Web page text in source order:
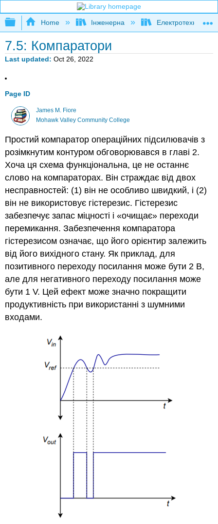
Expand/collapse global hierarchy
Home Інженерна Електротехніка
7.5: Компаратори
Last updated Oct 26, 2022
Page ID
James M. Fiore
Mohawk Valley Community College
Простий компаратор операційних підсилювачів з
розімкнутим контуром обговорювався в главі 2.
Хоча ця схема функціональна, це не останнє
слово на компараторах. Він страждає від двох
несправностей: (1) він не особливо швидкий, і (2)
він не використовує гістерезис. Гістерезис
забезпечує запас міцності і «очищає» переходи
перемикання. Забезпечення компаратора
гістерезисом означає, що його орієнтир залежить
від його вихідного стану. Як приклад, для
позитивного переходу посилання може бути 2 В,
але для негативного переходу посилання може
бути 1 V. Цей ефект може значно покращити
продуктивність при використанні з шумними
входами.